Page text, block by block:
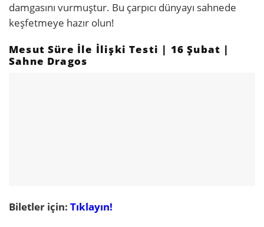
damgasını vurmuştur. Bu çarpıcı dünyayı sahnede
keşfetmeye hazır olun!
Mesut Süre İle İlişki Testi | 16 Şubat |
Sahne Dragos
Biletler için: Tıklayın!